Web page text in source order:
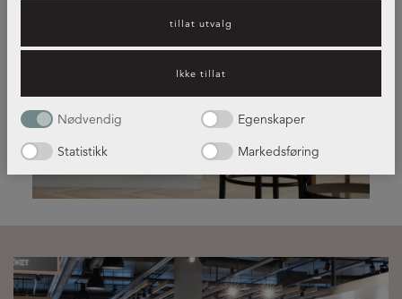
tillat utvalg
Ikke tillat
Nødvendig
Egenskaper
Statistikk
Markedsføring
Kjøkkeninspirasjon – hvilket
kjøkken passer best for deg?